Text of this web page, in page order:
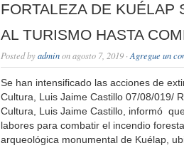
FORTALEZA DE KUÉLAP
AL TURISMO HASTA
Posted byadminon agosto 7, 2019 · Agregue un
Se han intensificado las acciones de
Cultura, Luis Jaime Castillo 07/08/019/
Cultura, Luis Jaime Castillo, informó
labores para combatir el incendio
arqueológica monumental de Kuélap,